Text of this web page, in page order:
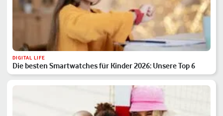
DIGITAL LIFE
Die besten Smartwatches für Kinder 2026: Unsere Top 6